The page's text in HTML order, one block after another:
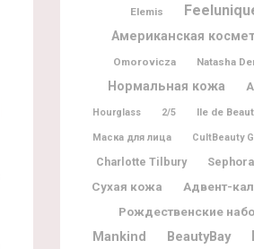
Elemis
Американская
Omorovicza Natasha
Нормальная кожа
Hourglass 2/5 Ile de
Маска для лица CultBeauty
Charlotte Tilbury Sephora
Сухая кожа
Адвент-
Рождественские
Mankind BeautyBay